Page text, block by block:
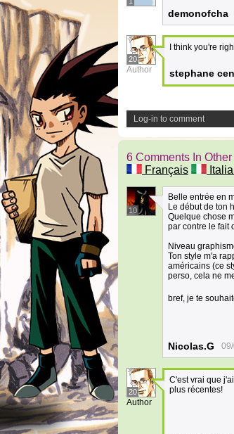
demonofcha
20
Author
I think you're
stephane
Log-in to comment
6 Comments In
Français
10
Belle entrée en
Le début de ton
Quelque chose
par contre le fait
Niveau
Ton style m'a
américains (ce
perso, cela ne
bref, je te
Nicolas.G
20
Author
C'est vrai que
plus récentes!